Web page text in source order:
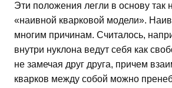
Эти положения легли в основу так
«наивной кварковой модели».
многим причинам. Считалось,
внутри нуклона ведут себя как
не замечая друг друга, причем
кварков между собой можно